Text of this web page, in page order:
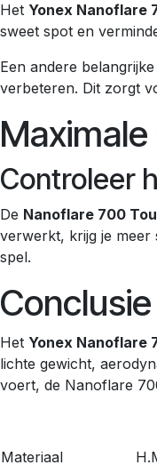
Het Yonex Nanoflare
sweet spot en
Een andere
verbeteren. Dit zorgt
Controleer
De Nanoflare 700
verwerkt, krijg je meer
spel.
Conclusie
Het Yonex Nanoflare
lichte gewicht,
voert, de Nanoflare
Materiaal